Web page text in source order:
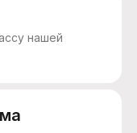
нашей